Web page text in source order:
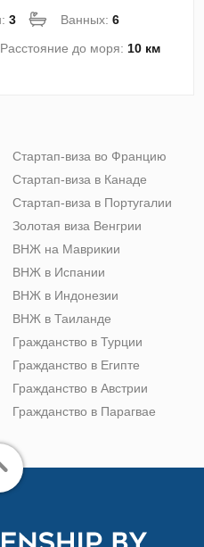
3 Ванных:6
Расстояние до моря: 10 км
Стартап-виза во Францию
Стартап-виза в Канаде
Стартап-виза в Португалии
Золотая виза Венгрии
ВНЖ на Маврикии
ВНЖ в Испании
ВНЖ в Индонезии
ВНЖ в Таиланде
Гражданство в Турции
Гражданство в Египте
Гражданство в Австрии
Гражданство в Парагвае